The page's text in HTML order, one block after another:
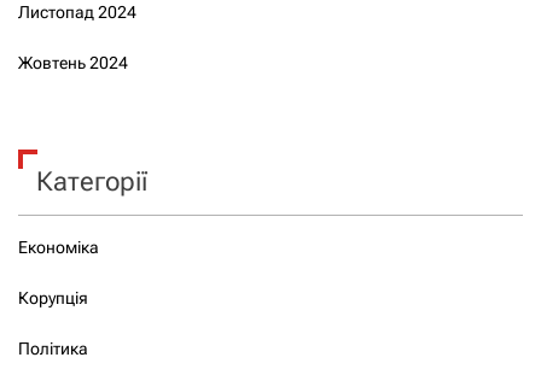
Листопад 2024
Жовтень 2024
Категорії
Економіка
Корупція
Політика